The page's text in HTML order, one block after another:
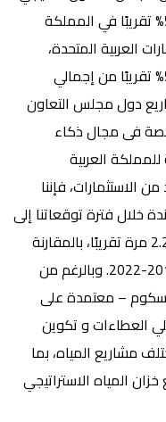
بنحو 2.6 تريليون دولار أمريكي، منها 54% تقريبًا في المملكة
في الإمارات العربية المتحدة،
ويقودها قطاع البناء والتشييد بنسبة 56% تقريبًا من إجمالي
دول مجلس التعاون
المتخصصة فى مجال ذكاء
العربية
الاستثمارات، فإننا
خلال فترة توقعاتنا إلى
35% تقريبًا من الاستثمارات، بنسبة نمو 2.2 مرة تقريبًا، بالمقارنة
بمتوسط قدره 16% تقريبًا في الفترة 2018-2022. وبالرغم من
– معتمدة على
العطاءات و تكوين
مشاريع المياه، بما
المياه الاستراتيجي